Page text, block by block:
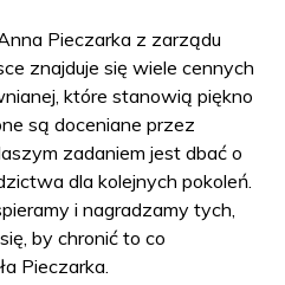
Pieczarka z zarządu
znajduje się wiele cennych
które stanowią piękno
są doceniane przez
zadaniem jest dbać o
dla kolejnych pokoleń.
i nagradzamy tych,
by chronić to co
Pieczarka.